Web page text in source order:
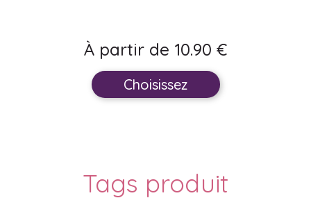
10.90 €5.50 €
Achetez
Tags produit